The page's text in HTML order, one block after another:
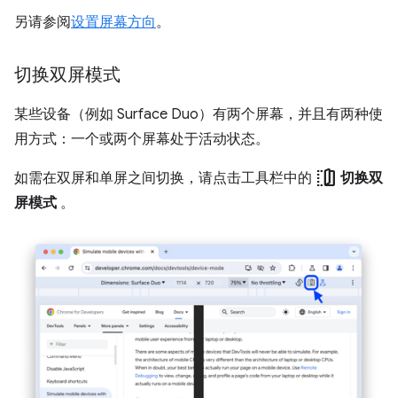
另请参阅设置屏幕方向。
切换双屏模式
某些设备（例如 Surface Duo）有两个屏幕，并且有两种使
用方式：一个或两个屏幕处于活动状态。
如需在双屏和单屏之间切换，请点击工具栏中的 devices_fold 切换双
屏模式 。